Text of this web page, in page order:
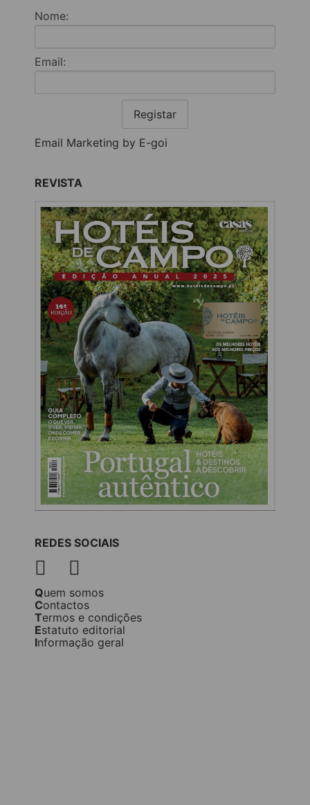
Nome:
Email:
Registar
Email Marketing by E-goi
REVISTA
REDES SOCIAIS
Quem somos
Contactos
Termos e condições
Estatuto editorial
Informação geral